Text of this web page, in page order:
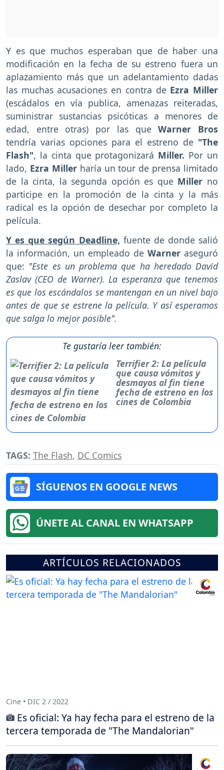
Y es que muchos esperaban que de haber una
modificación en la fecha de su estreno fuera un
aplazamiento más que un adelantamiento dadas
las muchas acusaciones en contra de Ezra Miller
(escádalos en vía publica, amenazas reiteradas,
suministrar sustancias psicóticas a menores de
edad, entre otras) por las queWarner Bros
tendría varias opciones para el estreno de "The
Flash", la cinta que protagonizará Miller. Por un
lado, Ezra Millerharía un tour de prensa limitado
de la cinta, la segunda opción es que Miller no
participe en la promoción de la cinta y la más
radical es la opción de desechar por completo la
película.
Y es que según Deadline, fuente de donde salió
la información, un empleado de Warner aseguró
que: "Este es un problema que ha heredado David
Zaslav (CEO de Warner). La esperanza que tenemos
es que los escándalos se mantengan en un nivel bajo
antes de que se estrene la película. Y así esperamos
que salga lo mejor posible".
Te gustaría leer también:
Terrifier 2: La película
que causa vómitos y
desmayos al fin tiene
fecha de estreno en los
cines de Colombia
TAGS: The Flash, DC Comics
SÍGUENOS EN GOOGLE NEWS
ÚNETE AL CANAL EN WHATSAPP
ARTÍCULOS RELACIONADOS
Cine • DIC 2 / 2022
Es oficial: Ya hay fecha para el estreno de la
tercera temporada de "The Mandalorian"